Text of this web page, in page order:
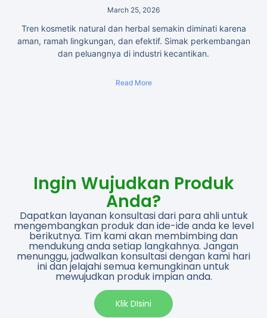
March 25, 2026
Tren kosmetik natural dan herbal semakin diminati karena
aman, ramah lingkungan, dan efektif. Simak perkembangan
dan peluangnya di industri kecantikan.
Read More
Ingin Wujudkan Produk
Anda?
Dapatkan layanan konsultasi dari para ahli untuk
mengembangkan produk dan ide-ide anda ke level
berikutnya. Tim kami akan membimbing dan
mendukung anda setiap langkahnya. Jangan
menunggu, jadwalkan konsultasi dengan kami hari
ini dan jelajahi semua kemungkinan untuk
mewujudkan produk impian anda.​
Klik DIsini